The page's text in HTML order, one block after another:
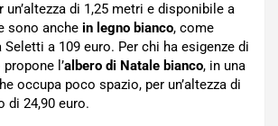
un’altezza di 1,25 metri e disponibile a
sono anche in legno bianco, come
a 109 euro. Per chi ha esigenze di
l’albero di Natale bianco, in una
occupa poco spazio, per un’altezza di
di 24,90 euro.